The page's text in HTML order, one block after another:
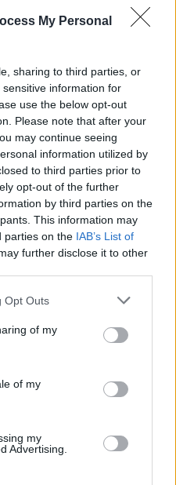
My Personal
sharing to third parties, or
information for
use the below opt-out
Please note that after your
may continue seeing
information utilized by
to third parties prior to
opt-out of the further
by third parties on the
This information may
parties on the IAB’s List of
further disclose it to other
Opt Outs
of my
of my
my
Advertising.
Polen, mens
samlet på Herre i
tingrett, har
Credo Holding
omtrent av 16
vi Norsk Maritim
IF Skadeforsikring,
& Young, Nordea
Rom.
levert ennå, men
i underskudd.